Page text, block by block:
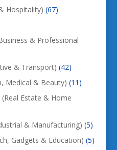
Hospitality) (67)
& Professional
& Transport) (42)
Medical & Beauty) (11)
Estate & Home
& Manufacturing) (5)
Gadgets & Education) (5)